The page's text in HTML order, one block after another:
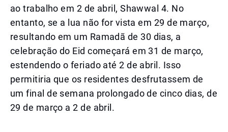
ao trabalho em 2 de abril, Shawwal 4. No
entanto, se a lua não for vista em 29 de março,
resultando em um Ramadã de 30 dias, a
celebração do Eid começará em 31 de março,
estendendo o feriado até 2 de abril. Isso
permitiria que os residentes desfrutassem de
um final de semana prolongado de cinco dias, de
29 de março a 2 de abril.